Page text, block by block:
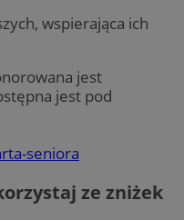
wspierająca ich
jest
jest pod
seniora
ze zniżek